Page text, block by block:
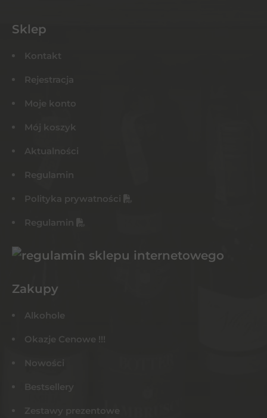
Sklep
Kontakt
Rejestracja
Moje konto
Mój koszyk
Aktualności
Regulamin
Polityka prywatności
Regulamin
Zakupy
Alkohole
Okazje Cenowe !!!
Nowości
Bestsellery
Zestawy prezentowe